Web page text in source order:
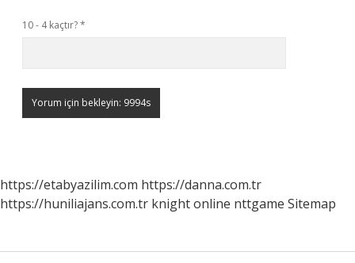
10 - 4 kaçtır?*
https://etabyazilim.com https://danna.com.tr
https://huniliajans.com.tr knight online nttgame Sitemap